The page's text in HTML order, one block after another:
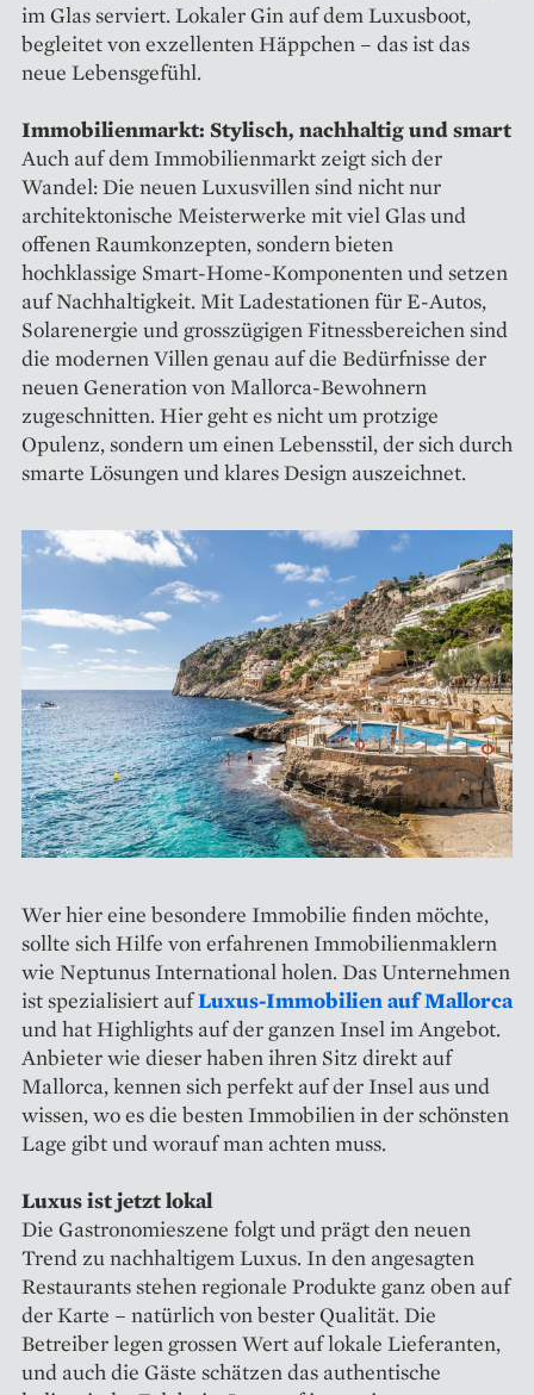
im Glas serviert. Lokaler Gin auf dem Luxusboot,
begleitet von exzellenten Häppchen – das ist das
neue Lebensgefühl.
Immobilienmarkt: Stylisch, nachhaltig und smart
Auch auf dem Immobilienmarkt zeigt sich der
Wandel: Die neuen Luxusvillen sind nicht nur
architektonische Meisterwerke mit viel Glas und
offenen Raumkonzepten, sondern bieten
hochklassige Smart-Home-Komponenten und setzen
auf Nachhaltigkeit. Mit Ladestationen für E-Autos,
Solarenergie und grosszügigen Fitnessbereichen sind
die modernen Villen genau auf die Bedürfnisse der
neuen Generation von Mallorca-Bewohnern
zugeschnitten. Hier geht es nicht um protzige
Opulenz, sondern um einen Lebensstil, der sich durch
smarte Lösungen und klares Design auszeichnet.
Wer hier eine besondere Immobilie finden möchte,
sollte sich Hilfe von erfahrenen Immobilienmaklern
wie Neptunus International holen. Das Unternehmen
ist spezialisiert aufLuxus-Immobilien auf Mallorca
und hat Highlights auf der ganzen Insel im Angebot.
Anbieter wie dieser haben ihren Sitz direkt auf
Mallorca, kennen sich perfekt auf der Insel aus und
wissen, wo es die besten Immobilien in der schönsten
Lage gibt und worauf man achten muss.
Luxus ist jetzt lokal
Die Gastronomieszene folgt und prägt den neuen
Trend zu nachhaltigem Luxus. In den angesagten
Restaurants stehen regionale Produkte ganz oben auf
der Karte – natürlich von bester Qualität. Die
Betreiber legen grossen Wert auf lokale Lieferanten,
und auch die Gäste schätzen das authentische